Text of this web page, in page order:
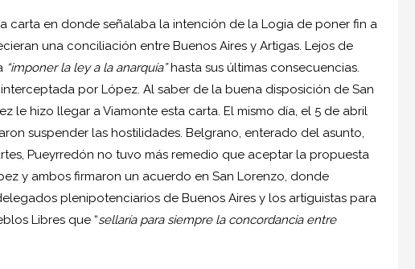
carta en donde señalaba la intención de la Logia de poner fin a
una conciliación entre Buenos Aires y Artigas. Lejos de
“imponer la ley a la anarquía”hasta sus últimas consecuencias.
por López. Al saber de la buena disposición de San
le hizo llegar a Viamonte esta carta. El mismo día, el 5 de abril
suspender las hostilidades. Belgrano, enterado del asunto,
Pueyrredón no tuvo más remedio que aceptar la propuesta
y ambos firmaron un acuerdo en San Lorenzo, donde
plenipotenciarios de Buenos Aires y los artiguistas para
Libres que “sellaría para siempre la concordancia entre